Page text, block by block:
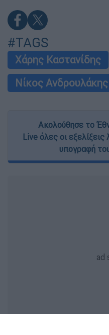
#TAGS
Χάρης Καστανίδης
Νίκος Ανδρουλάκης
Ακολούθησε το
Live όλες οι
υπογραφή